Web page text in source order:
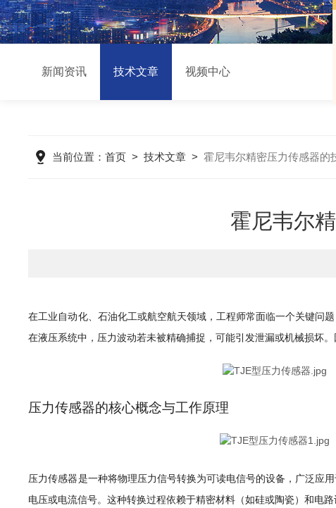
新闻资讯 技术文章 视频中心
当前位置：首页 >技术文章 >霍尼韦尔精密压力传感器的
霍尼韦尔
在工业自动化、石油化工或航空航天领域，工程师常面临一个关键问
在液压系统中，压力波动若未被精确捕捉，可能引发泄漏或机械损坏
压力传感器的核心概念与工作原理
压力传感器是一种将物理压力信号转换为可读电信号的设备，广泛应
电压或电流信号。这种转换过程依赖于精密材料（如硅或陶瓷）和电路